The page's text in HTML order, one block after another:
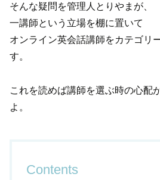
そんな疑問を管理人とりやまが、
一講師という立場を棚に置いて
オンライン英会話講師をカテゴリ
す。
これを読めば講師を選ぶ時の心配
よ。
Contents